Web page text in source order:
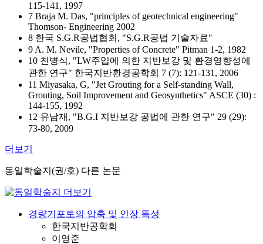
115-141, 1997
7 Braja M. Das, "principles of geotechnical engineering"
Thomson- Engineering 2002
8 한국 S.G.R공법협회, "S.G.R공법 기술자료"
9 A. M. Nevile, "Properties of Concrete" Pitman 1-2, 1982
10 천병식, "LW주입에 의한 지반보강 및 환경영향성에
관한 연구" 한국지반환경공학회 7 (7): 121-131, 2006
11 Miyasaka, G, "Jet Grouting for a Self-standing Wall,
Grouting, Soil Improvement and Geosynthetics" ASCE (30) :
144-155, 1992
12 유남재, "B.G.I 지반보강 공법에 관한 연구" 29 (29):
73-80, 2009
더보기
동일학술지(권/호) 다른 논문
경량기포토의 압축 및 인장 특성
한국지반공학회
이영준